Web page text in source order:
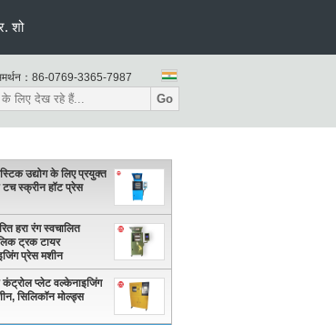
शो
： 86-0769-3365-7987
Go
उद्योग के लिए प्रयुक्त
टच स्क्रीन हॉट प्रेस
हरा रंग स्वचालित
ट्रक टायर
प्रेस मशीन
कंट्रोल प्लेट वल्केनाइजिंग
सिलिकॉन मोल्ड्स